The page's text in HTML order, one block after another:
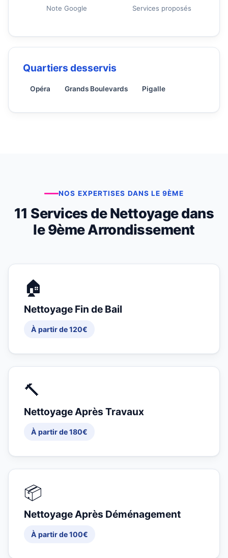
Note Google Services proposés
Quartiers desservis
Opéra Grands Boulevards Pigalle
NOS EXPERTISES DANS LE 9ÈME
11 Services de Nettoyage dans
le 9ème Arrondissement
🏠
Nettoyage Fin de Bail
À partir de 120€
🔨
Nettoyage Après Travaux
À partir de 180€
📦
Nettoyage Après Déménagement
À partir de 100€